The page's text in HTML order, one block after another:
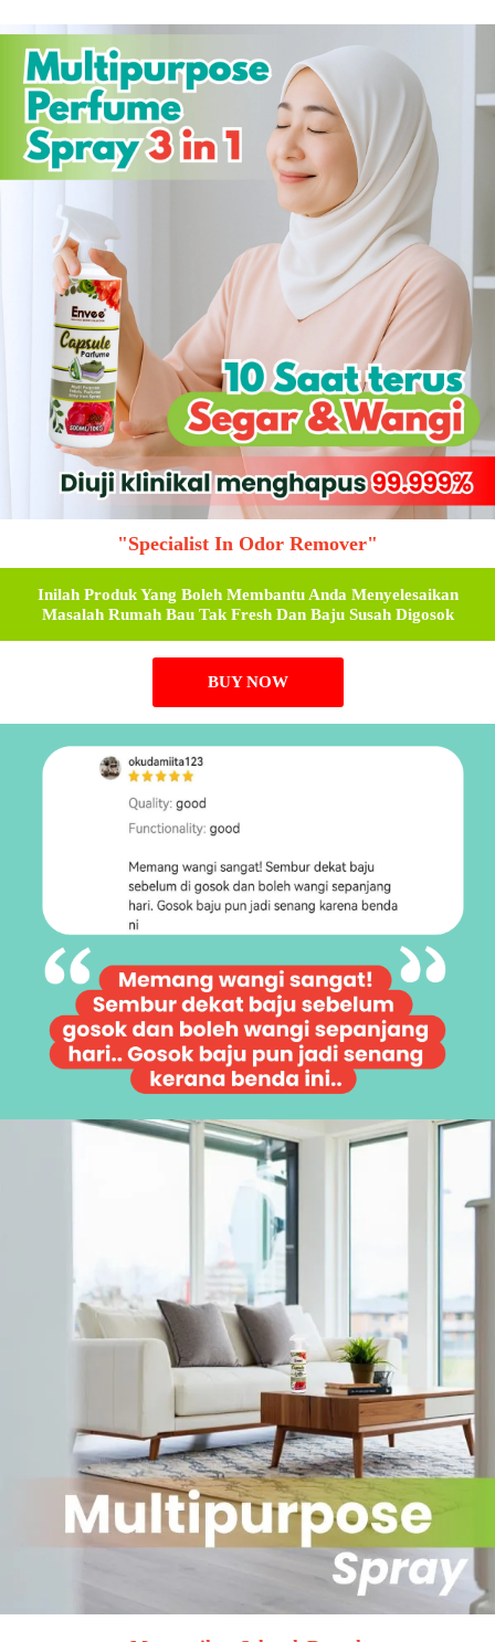
"Specialist In Odor Remover"
Inilah Produk Yang Boleh Membantu Anda Menyelesaikan
Masalah Rumah Bau Tak Fresh Dan Baju Susah Digosok
BUY NOW